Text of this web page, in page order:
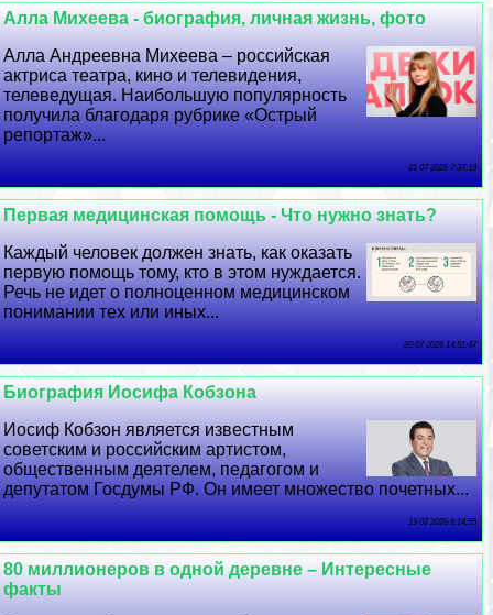
Алла Михеева - биография, личная жизнь, фото
Алла Андреевна Михеева – российская
актриса театра, кино и телевидения,
телеведущая. Наибольшую популярность
получила благодаря рубрике «Острый
репортаж»...
21 07 2026 7:37:19
Первая медицинская помощь - Что нужно знать?
Каждый человек должен знать, как оказать
первую помощь тому, кто в этом нуждается.
Речь не идет о полноценном медицинском
понимании тех или иных...
20 07 2026 14:51:47
Биография Иосифа Кобзона
Иосиф Кобзон является известным
советским и российским артистом,
общественным деятелем, педагогом и
депутатом Госдумы РФ. Он имеет множество почетных...
19 07 2026 6:14:55
80 миллионеров в одной деревне – Интересные
факты